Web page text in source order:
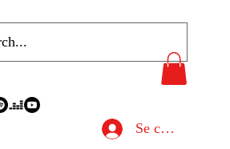
Se connecter